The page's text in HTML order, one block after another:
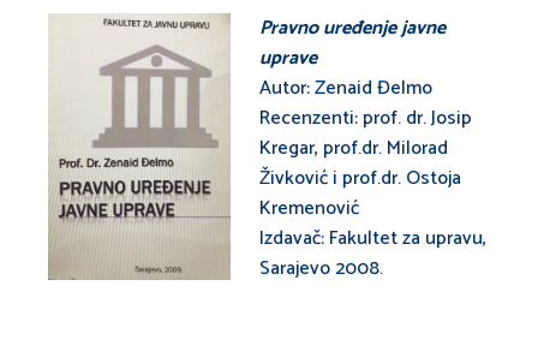
Pravno uređenje javne
uprave
Autor: Zenaid Đelmo
Recenzenti: prof. dr. Josip
Kregar, prof.dr. Milorad
Živković i prof.dr. Ostoja
Kremenović
Izdavač: Fakultet za upravu,
Sarajevo 2008.